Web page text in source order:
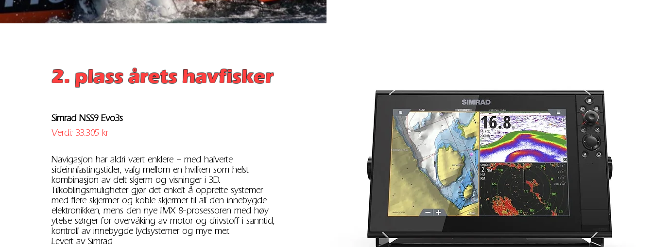
2. plass årets havfisker
Simrad NSS9 Evo3s
Verdi: 33.305 kr
Navigasjon har aldri vært enklere – med halverte
sideinnlastingstider, valg mellom en hvilken som helst
kombinasjon av delt skjerm og visninger i 3D.
Tilkoblingsmuligheter gjør det enkelt å opprette systemer
med flere skjermer og koble skjermer til all den innebygde
elektronikken, mens den nye IMX 8-prosessoren med høy
ytelse sørger for overvåking av motor og drivstoff i sanntid,
kontroll av innebygde lydsystemer og mye mer.
Levert av Simrad